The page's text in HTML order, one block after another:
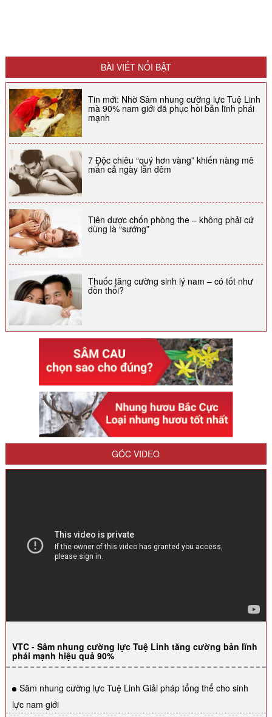
BÀI VIẾT NỔI BẬT
Tin mới: Nhờ Sâm nhung cường lực Tuệ Linh
mà 90% nam giới đã phục hồi bản lĩnh phái
mạnh
7 Độc chiêu “quý hơn vàng” khiến nàng mê
mẩn cả ngày lẫn đêm
Tiên dược chốn phòng the – không phải cứ
dùng là “sướng”
Thuốc tăng cường sinh lý nam – có tốt như
đồn thổi?
GÓC VIDEO
VTC - Sâm nhung cường lực Tuệ Linh tăng cường bản lĩnh
phái mạnh hiệu quả 90%
Sâm nhung cường lực Tuệ Linh Giải pháp tổng thể cho sinh
lực nam giới